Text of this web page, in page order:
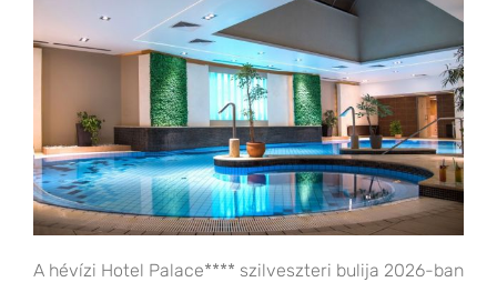
A hévízi Hotel Palace**** szilveszteri bulija 2026-ban